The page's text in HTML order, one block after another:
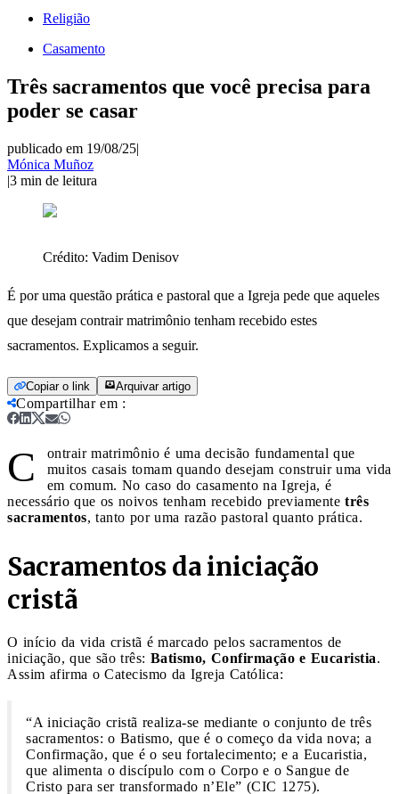
Religião
Casamento
Três sacramentos que você precisa para
poder se casar
publicado em 19/08/25|
Mónica Muñoz
|3 min de leitura
Crédito: Vadim Denisov
É por uma questão prática e pastoral que a Igreja pede que aqueles
que desejam contrair matrimônio tenham recebido estes
sacramentos. Explicamos a seguir.
Copiar o link Arquivar artigo
Compartilhar em :
C
ontrair matrimônio é uma decisão fundamental que
muitos casais tomam quando desejam construir uma vida
em comum. No caso do casamento na Igreja, é
necessário que os noivos tenham recebido previamente três
sacramentos, tanto por uma razão pastoral quanto prática.
Sacramentos da iniciação
cristã
O início da vida cristã é marcado pelos sacramentos de
iniciação, que são três: Batismo, Confirmação e Eucaristia.
Assim afirma o Catecismo da Igreja Católica:
“A iniciação cristã realiza-se mediante o conjunto de três
sacramentos: o Batismo, que é o começo da vida nova; a
Confirmação, que é o seu fortalecimento; e a Eucaristia,
que alimenta o discípulo com o Corpo e o Sangue de
Cristo para ser transformado n’Ele” (CIC 1275).